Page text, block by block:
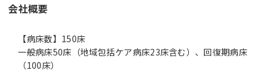
会社概要
【病床数】150床
一般病床50床（地域包括ケア病床23床含む）、回復期病床
（100床）